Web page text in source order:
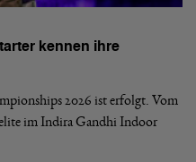
kennen ihre
2026 ist erfolgt. Vom
im Indira Gandhi Indoor